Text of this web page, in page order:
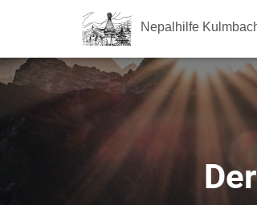
Nepalhilfe